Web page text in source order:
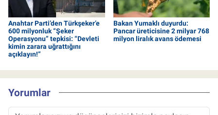
Anahtar Parti’den Türkşeker’e
600 milyonluk “Şeker
Operasyonu” tepkisi: “Devleti
kimin zarara uğrattığını
açıklayın!”
Bakan Yumaklı duyurdu:
Pancar üreticisine 2 milyar 768
milyon liralık avans ödemesi
Yorumlar